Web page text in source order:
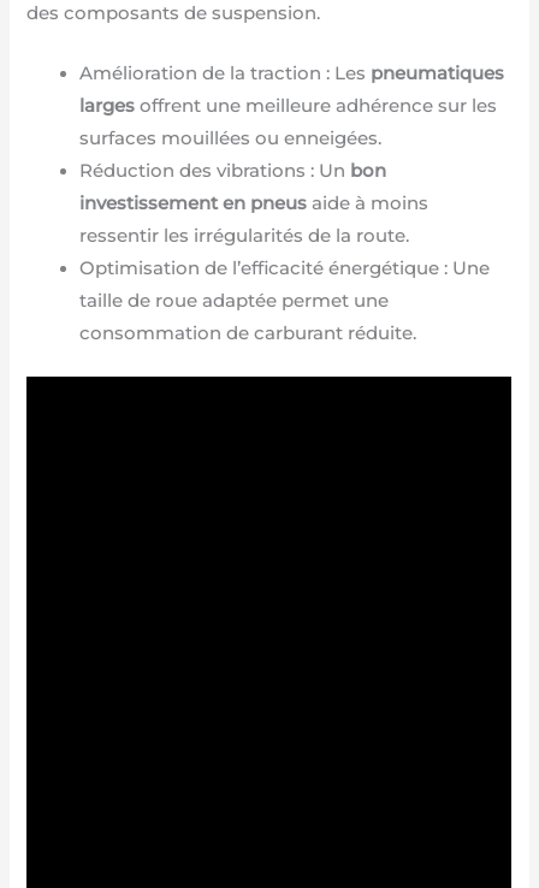
des composants de suspension.
Amélioration de la traction : Les pneumatiques
larges offrent une meilleure adhérence sur les
surfaces mouillées ou enneigées.
Réduction des vibrations : Un bon
investissement en pneus aide à moins
ressentir les irrégularités de la route.
Optimisation de l’efficacité énergétique : Une
taille de roue adaptée permet une
consommation de carburant réduite.